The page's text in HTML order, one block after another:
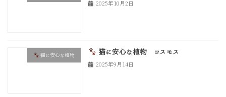
2025年10月2日
猫に安心な植物 猫に安心な植物 コスモス
2025年9月14日